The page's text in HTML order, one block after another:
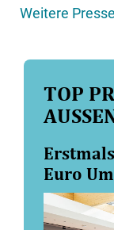
Weitere
TOP
Euro